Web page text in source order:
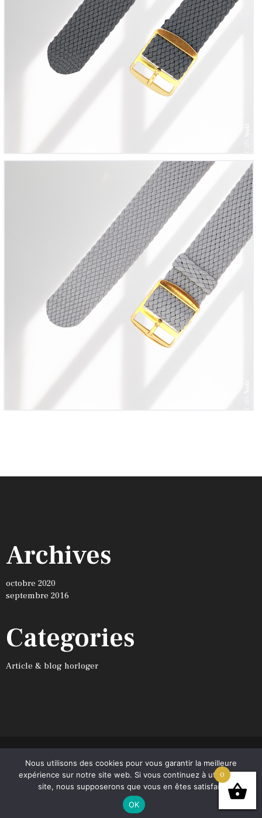
Bracelet montre Perlon tressé Gris clair
00€
Archives
octobre 2020
septembre 2016
Categories
Article & blog horloger
Café Noir © 2026. Tous droits réservés.
Conditions générales de vente
0
Nous utilisons des cookies pour vous garantir la meilleure
expérience sur notre site web. Si vous continuez à utiliser ce
site, nous supposerons que vous en êtes satisfait.
OK